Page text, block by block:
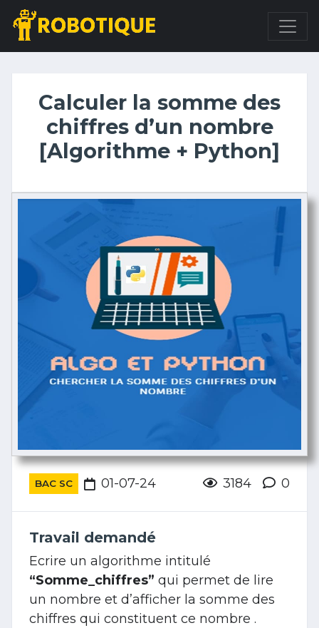
Calculer la somme des
chiffres d’un nombre
[Algorithme + Python]
BAC SC 01-07-24 3184 0
Travail demandé
Ecrire un algorithme intitulé
“Somme_chiffres” qui permet de lire
un nombre et d’afficher la somme des
chiffres qui constituent ce nombre .